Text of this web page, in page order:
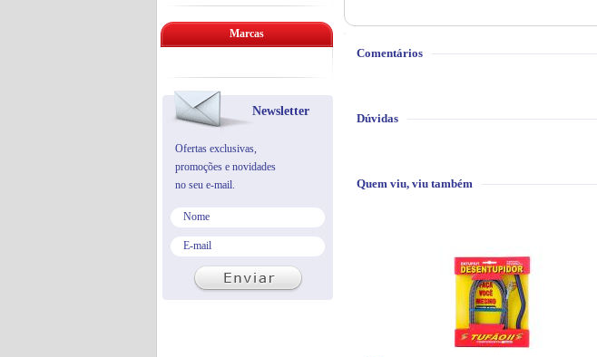
Comentários
Dúvidas
Quem viu, viu também
Marcas
Newsletter
Ofertas exclusivas,
promoções e novidades
no seu e-mail.